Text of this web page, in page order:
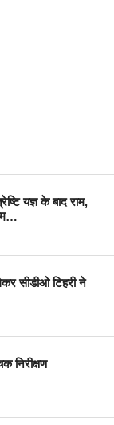
यज्ञ के बाद राम,
सीडीओ टिहरी ने
निरीक्षण